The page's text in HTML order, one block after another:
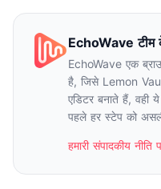
EchoWave टीम
EchoWave एक
है, जिसे Lemon
एडिटर बनाते हैं, वही
पहले हर स्टेप को
हमारी संपादकीय नीति